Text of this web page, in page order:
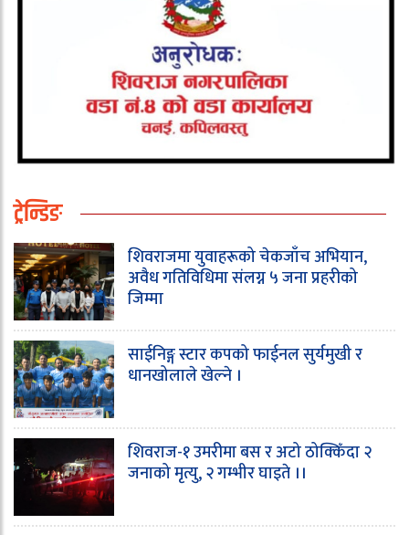
ट्रेन्डिङ
शिवराजमा युवाहरूको चेकजाँच अभियान,
अवैध गतिविधिमा संलग्न ५ जना प्रहरीको
जिम्मा
साईनिङ्ग स्टार कपको फाईनल सुर्यमुखी र
धानखोलाले खेल्ने ।
शिवराज-१ उमरीमा बस र अटो ठोक्किँदा २
जनाको मृत्यु, २ गम्भीर घाइते ।।